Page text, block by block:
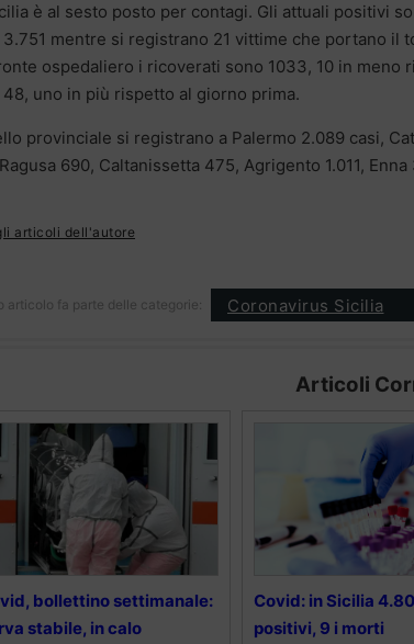
è al sesto posto per contagi. Gli attuali positivi
3.751 mentre si registrano 21 vittime che portano il
ospedaliero i ricoverati sono 1033, 10 in
48, uno in più rispetto al giorno prima.
provinciale si registrano a Palermo 2.089 casi,
690, Caltanissetta 475, Agrigento 1.011, Enna
articoli dell'autore
articolo fa parte delle categorie: Coronavirus Sicilia
Articoli
bollettino settimanale:
stabile, in calo
Covid: in Sicilia
positivi, 9 i morti